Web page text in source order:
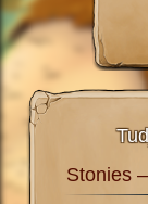
a Stonies